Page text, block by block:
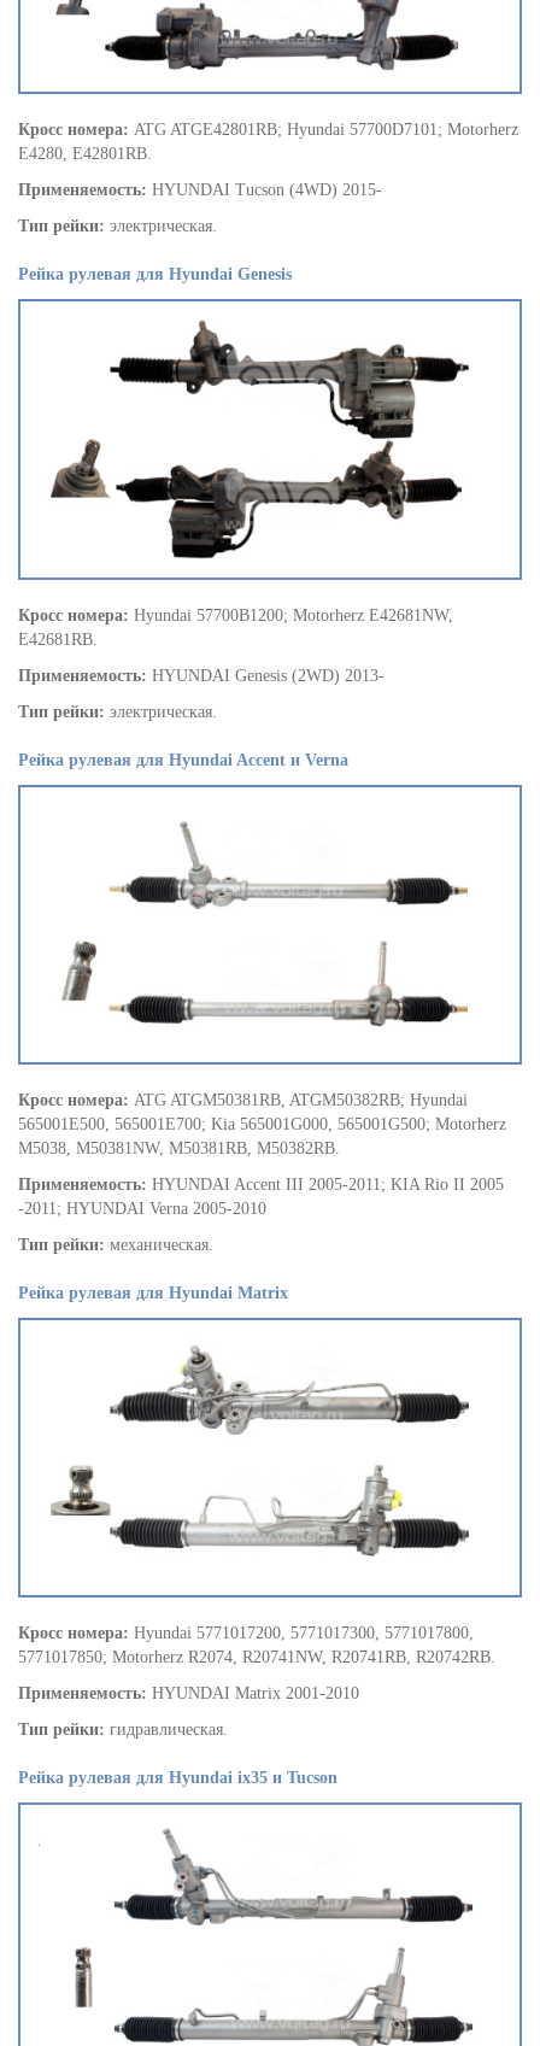
Кросс номера: ATG ATGE42801RB; Hyundai 57700D7101; Motorherz
E4280, E42801RB.
Применяемость: HYUNDAI Tucson (4WD) 2015-
Тип рейки: электрическая.
Рейка рулевая для Hyundai Genesis
Кросс номера: Hyundai 57700B1200; Motorherz E42681NW,
E42681RB.
Применяемость: HYUNDAI Genesis (2WD) 2013-
Тип рейки: электрическая.
Рейка рулевая для Hyundai Accent и Verna
Кросс номера: ATG ATGM50381RB, ATGM50382RB; Hyundai
565001E500, 565001E700; Kia 565001G000, 565001G500; Motorherz
M5038, M50381NW, M50381RB, M50382RB.
Применяемость: HYUNDAI Accent III 2005-2011; KIA Rio II 2005
-2011; HYUNDAI Verna 2005-2010
Тип рейки: механическая.
Рейка рулевая для Hyundai Matrix
Кросс номера: Hyundai 5771017200, 5771017300, 5771017800,
5771017850; Motorherz R2074, R20741NW, R20741RB, R20742RB.
Применяемость: HYUNDAI Matrix 2001-2010
Тип рейки: гидравлическая.
Рейка рулевая для Hyundai ix35 и Tucson